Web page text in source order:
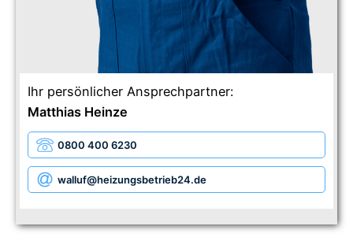
Ihr persönlicher Ansprechpartner:
Matthias Heinze
0800 400 6230
walluf@heizungsbetrieb24.de